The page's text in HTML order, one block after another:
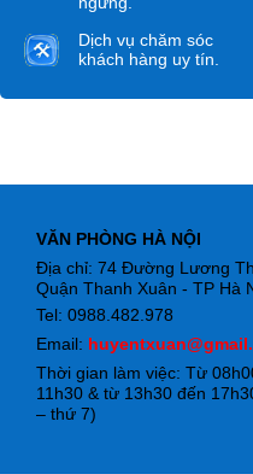
Dịch vụ chăm sóc
khách hàng uy tín.
VĂN PHÒNG HÀ NỘI
Địa chỉ: 74 Đường Lương
Quận Thanh Xuân - TP Hà
Tel: 0988.482.978
Email:
Thời gian làm việc: Từ
11h30 & từ 13h30 đến
– thứ 7)